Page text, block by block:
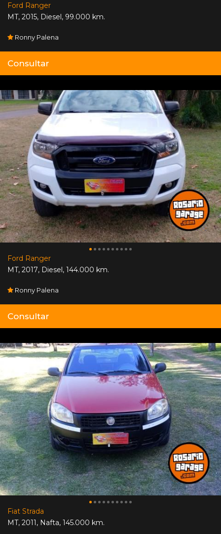
Ford Ranger
MT, 2015, Diesel, 99.000 km.
Ronny Palena
Consultar
Ford Ranger
MT, 2017, Diesel, 144.000 km.
Ronny Palena
Consultar
Fiat Strada
MT, 2011, Nafta, 145.000 km.